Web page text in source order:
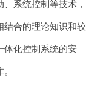
系统控制等技术，
结合的理论知识和较
体化控制系统的安